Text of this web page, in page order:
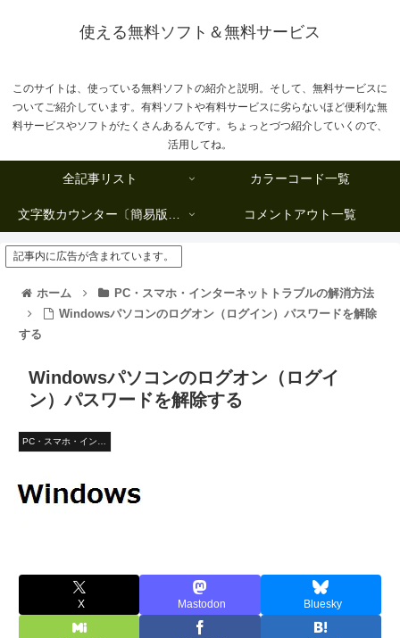
使える無料ソフト＆無料サービス
このサイトは、使っている無料ソフトの紹介と説明。そして、無料サービスに
ついてご紹介しています。有料ソフトや有料サービスに劣らないほど便利な無
料サービスやソフトがたくさんあるんです。ちょっとづつ紹介していくので、
活用してね。
全記事リスト カラーコード一覧
文字数カウンター〔簡易版複数行タイプ〕 コメントアウト一覧
記事内に広告が含まれています。
ホーム
PC・スマホ・インターネットトラブルの解消方法
Windowsパソコンのログオン（ログイン）パスワードを解除
する
Windowsパソコンのログオン（ログイ
ン）パスワードを解除する
PC・スマホ・インターネットトラブルの解消方法
X Mastodon Bluesky